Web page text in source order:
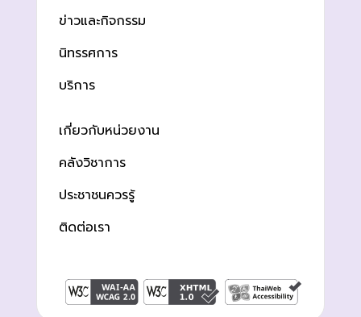
ข่าวและกิจกรรม
นิทรรศการ
บริการ
เกี่ยวกับหน่วยงาน
คลังวิชาการ
ประชาชนควรรู้
ติดต่อเรา